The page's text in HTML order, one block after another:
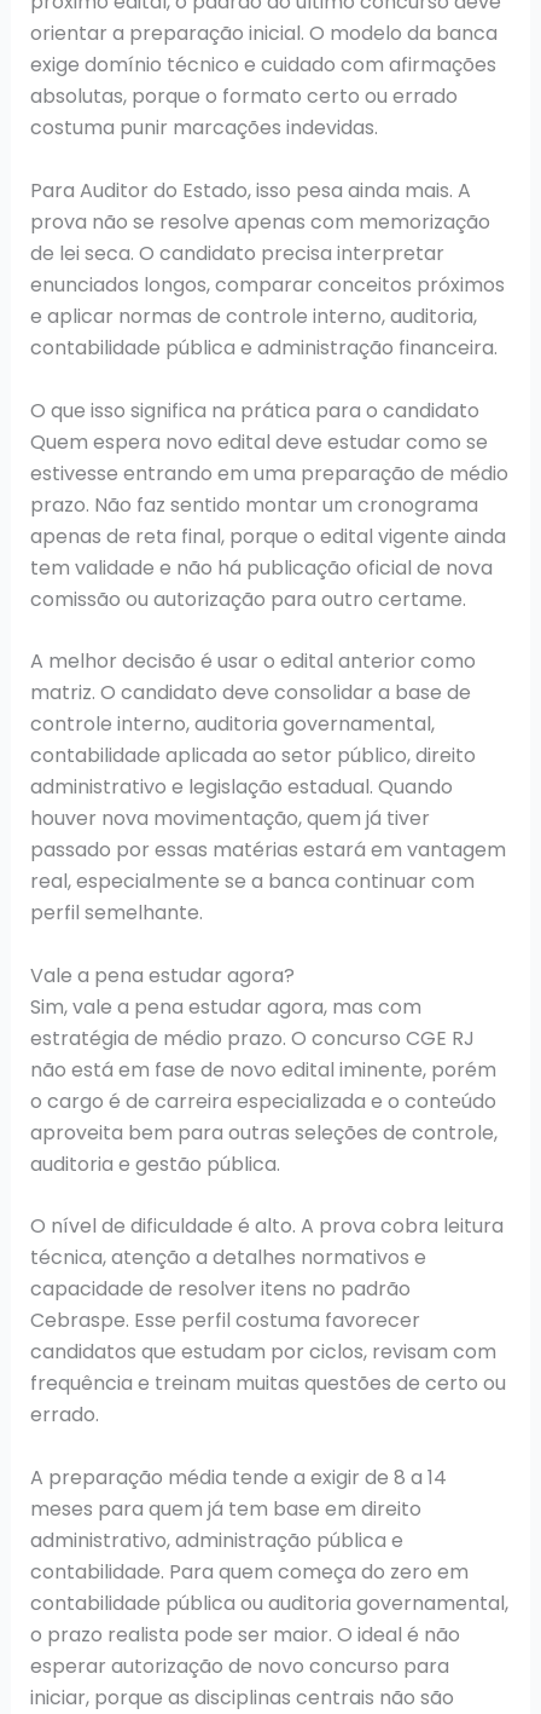
orientar a preparação inicial. O modelo da banca
exige domínio técnico e cuidado com afirmações
absolutas, porque o formato certo ou errado
costuma punir marcações indevidas.
Para Auditor do Estado, isso pesa ainda mais. A
prova não se resolve apenas com memorização
de lei seca. O candidato precisa interpretar
enunciados longos, comparar conceitos próximos
e aplicar normas de controle interno, auditoria,
contabilidade pública e administração financeira.
O que isso significa na prática para o candidato
Quem espera novo edital deve estudar como se
estivesse entrando em uma preparação de médio
prazo. Não faz sentido montar um cronograma
apenas de reta final, porque o edital vigente ainda
tem validade e não há publicação oficial de nova
comissão ou autorização para outro certame.
A melhor decisão é usar o edital anterior como
matriz. O candidato deve consolidar a base de
controle interno, auditoria governamental,
contabilidade aplicada ao setor público, direito
administrativo e legislação estadual. Quando
houver nova movimentação, quem já tiver
passado por essas matérias estará em vantagem
real, especialmente se a banca continuar com
perfil semelhante.
Vale a pena estudar agora?
Sim, vale a pena estudar agora, mas com
estratégia de médio prazo. O concurso CGE RJ
não está em fase de novo edital iminente, porém
o cargo é de carreira especializada e o conteúdo
aproveita bem para outras seleções de controle,
auditoria e gestão pública.
O nível de dificuldade é alto. A prova cobra leitura
técnica, atenção a detalhes normativos e
capacidade de resolver itens no padrão
Cebraspe. Esse perfil costuma favorecer
candidatos que estudam por ciclos, revisam com
frequência e treinam muitas questões de certo ou
errado.
A preparação média tende a exigir de 8 a 14
meses para quem já tem base em direito
administrativo, administração pública e
contabilidade. Para quem começa do zero em
contabilidade pública ou auditoria governamental,
o prazo realista pode ser maior. O ideal é não
esperar autorização de novo concurso para
iniciar, porque as disciplinas centrais não são